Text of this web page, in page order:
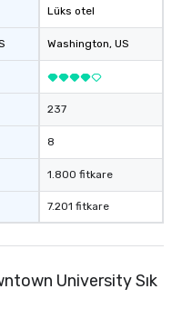
Lüks otel
Washington, US
237
8
1.800 fitkare
7.201 fitkare
University Sık